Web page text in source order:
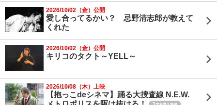
2026/10/02（金）公開
愛し合ってるかい？ 忌野清志郎が教えて
くれた
2026/10/02（金）公開
キリコのタクト～YELL～
2026/10/08（木）上映
【抱っこdeシネマ】踊る大捜査線 N.E.W.